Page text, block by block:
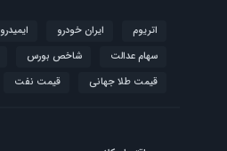
اتریوم ایران خودرو ایمیدرو
سهام عدالت
شاخص بورس
قیمت طلا جهانی
قیمت نفت